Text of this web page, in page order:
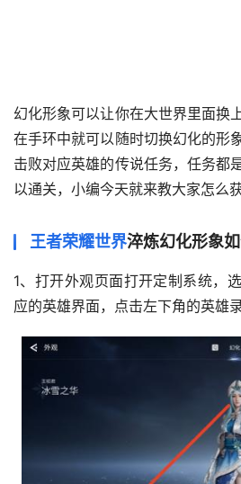
幻化形象可以让你在大世界里面换
在手环中就可以随时切换幻化的形
击败对应英雄的传说任务，任务都
以通关，小编今天就来教大家怎么
王者荣耀世界淬炼幻化形象如
1、打开外观页面打开定制系统，
应的英雄界面，点击左下角的英雄录